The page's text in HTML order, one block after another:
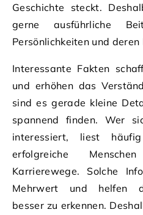
Geschichte steckt.
gerne ausführliche
Persönlichkeiten und
Interessante Fakten
und erhöhen das
sind es gerade kleine
spannend finden. Wer
interessiert, liest
erfolgreiche
Karrierewege. Solche
Mehrwert und helfen
besser zu erkennen.